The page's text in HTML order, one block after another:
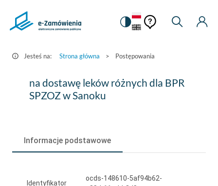
Postępowania
Zamówienia.gov.pl
Zmiana
na
kontrastową
Pomoc
kontekstowa
Pomoc
Moje
Jesteś na: Strona główna > Postępowania
dostawę
dla
SPZOZ
na dostawę leków różnych dla BPR
SPZOZ w Sanoku
Informacje podstawowe
Identyfikator
ocds-148610-5af94b62-